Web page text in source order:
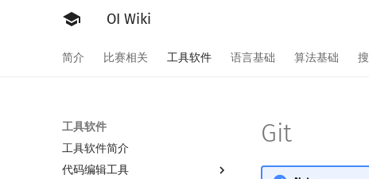
OI Wiki
简介 比赛相关 工具软件 语言基础 算法基础
工具软件
工具软件简介
代码编辑工具
Git